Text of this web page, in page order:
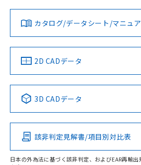
ダウンロードデータをご利用いただく
みください。
ソフトウェアの使用条件
対応済み
中国 RoHS 注意事項・凡例
Pb Hg
O
カタログ/データシート/マニュ
2D CADデータ
3D CADデータ
該非判定見解書/項目別対比表
日本の外為法に基づく該非判定、およびEAR再輸